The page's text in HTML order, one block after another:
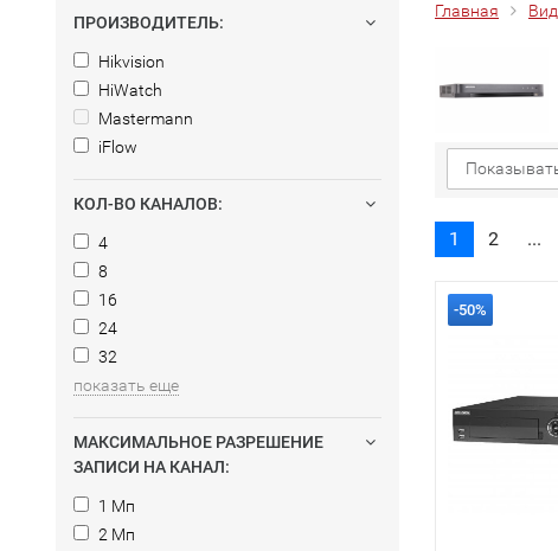
ПРОИЗВОДИТЕЛЬ:
Hikvision
HiWatch
Mastermann
iFlow
КОЛ-ВО КАНАЛОВ:
4
8
16
24
32
показать еще
МАКСИМАЛЬНОЕ РАЗРЕШЕНИЕ
ЗАПИСИ НА КАНАЛ:
1 Мп
2 Мп
Главная
1 2 ...
-50%